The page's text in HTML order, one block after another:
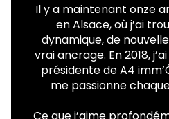
Il y a maintenant onze
en Alsace, où j’ai
dynamique, de
vrai ancrage. En 2018,
présidente de A4
me passionne
Ce que j’aime